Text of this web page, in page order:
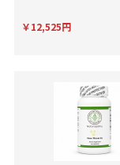
￥12,525円